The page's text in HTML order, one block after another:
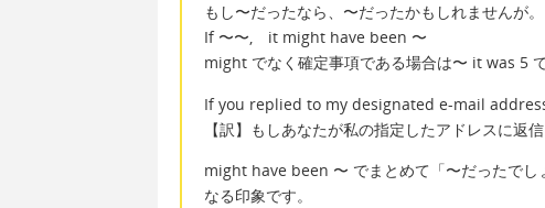
もし〜だったなら、〜だったかもしれませんが。
If 〜〜, it might have been 〜
might でなく確定事項である場合は〜 it was 5 で
If you replied to my designated e-mail
【訳】もしあなたが私の指定したアドレスに返
might have been 〜 でまとめて「〜だったでし
なる印象です。